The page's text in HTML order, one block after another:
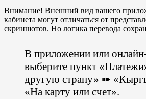
Внимание! Внешний вид вашего
кабинета могут отличаться от
скриншотов. Но логика перевода
В приложении или
выберите пункт
другую страну» ➠
«На карту или счет».